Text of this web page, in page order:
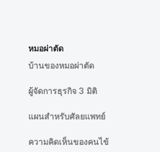
หมอผ่าตัด
บ้านของหมอผ่าตัด
ผู้จัดการธุรกิจ 3 มิติ
แผนสำหรับศัลยแพทย์
ความคิดเห็นของคนไข้